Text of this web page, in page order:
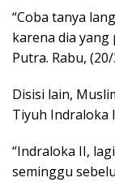
“Coba tanya
karena dia yang
Putra. Rabu,
Disisi lain,
Tiyuh Indraloka
“Indraloka II,
seminggu